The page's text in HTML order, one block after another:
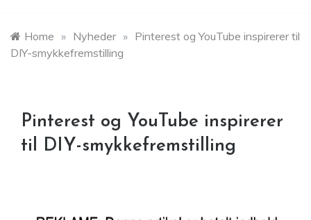
Home » Nyheder » Pinterest og YouTube inspirerer til
DIY-smykkefremstilling
Pinterest og YouTube inspirerer
til DIY-smykkefremstilling